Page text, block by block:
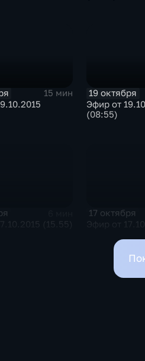
15 мин
19 октября
Эфир от
(08:55)
17 октября